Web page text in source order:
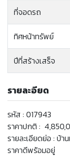
ที่จอดรถ
ทิศหน้าทรัพย์
ปีที่สร้างเสร็จ
รายละอียด
รหัส : 017943
ราคาปกติ :
รายละเอียดย่อ : บ้
ราคาดีพร้อมอยู่